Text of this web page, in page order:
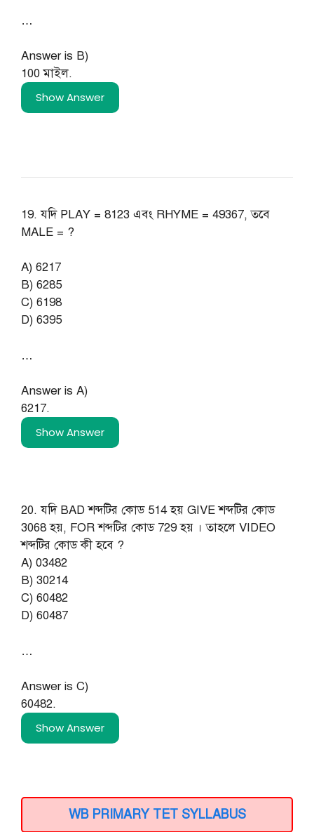
…
Answer is B)
100 মাইল.
Show Answer
19. যদি PLAY = 8123 এবং RHYME = 49367, তবে
MALE = ?
A) 6217
B) 6285
C) 6198
D) 6395
…
Answer is A)
6217.
Show Answer
20. যদি BAD শব্দটির কোড 514 হয় GIVE শব্দটির কোড
3068 হয়, FOR শব্দটির কোড 729 হয় । তাহলে VIDEO
শব্দটির কোড কী হবে ?
A) 03482
B) 30214
C) 60482
D) 60487
…
Answer is C)
60482.
Show Answer
WB PRIMARY TET SYLLABUS